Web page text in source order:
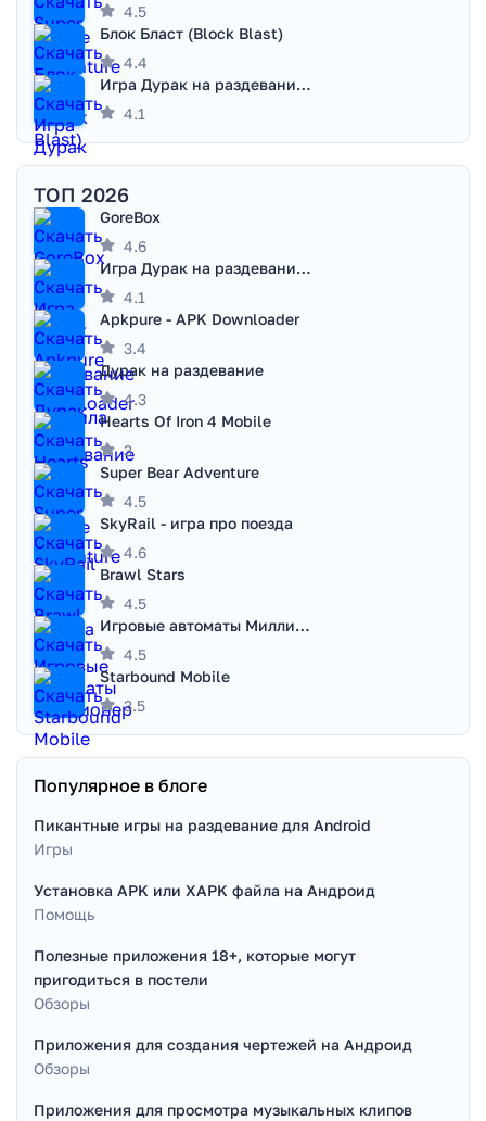
4.5
Блок Бласт (Block Blast)
4.4
Игра Дурак на раздевание - Правила игры
4.1
ТОП 2026
GoreBox
4.6
Игра Дурак на раздевание - Правила игры
4.1
Apkpure - APK Downloader
3.4
Дурак на раздевание
4.3
Hearts Of Iron 4 Mobile
3
Super Bear Adventure
4.5
SkyRail - игра про поезда
4.6
Brawl Stars
4.5
Игровые автоматы Миллионер
4.5
Starbound Mobile
3.5
Популярное в блоге
Пикантные игры на раздевание для Android
Игры
Установка APK или XAPK файла на Андроид
Помощь
Полезные приложения 18+, которые могут
пригодиться в постели
Обзоры
Приложения для создания чертежей на Андроид
Обзоры
Приложения для просмотра музыкальных клипов